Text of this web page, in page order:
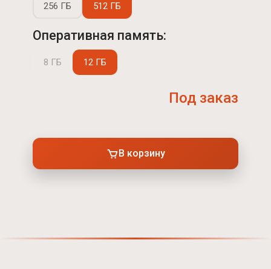
256 ГБ 512 ГБ
Оперативная память:
8 ГБ 12 ГБ
Под заказ
В корзину